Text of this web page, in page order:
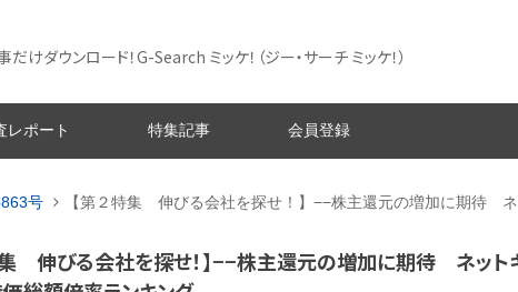
だけダウンロード！G-Search ミッケ！ （ジー・サーチ ミッケ！）
レポート 特集記事 会員登録
号 【第２特集 伸びる会社を探せ！】−−株主還元の増加に期待
集 伸びる会社を探せ！】−−株主還元の増加に期待 ネット